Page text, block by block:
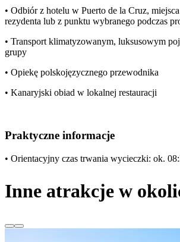
• Odbiór z hotelu w Puerto de la Cruz,
rezydenta lub z punktu wybranego podczas
• Transport klimatyzowanym, luksusowym
grupy
• Opiekę polskojęzycznego przewodnika
• Kanaryjski obiad w lokalnej restauracji
Praktyczne informacje
• Orientacyjny czas trwania wycieczki: ok.
Inne atrakcje w